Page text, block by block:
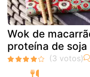
Wok de
proteína de soja